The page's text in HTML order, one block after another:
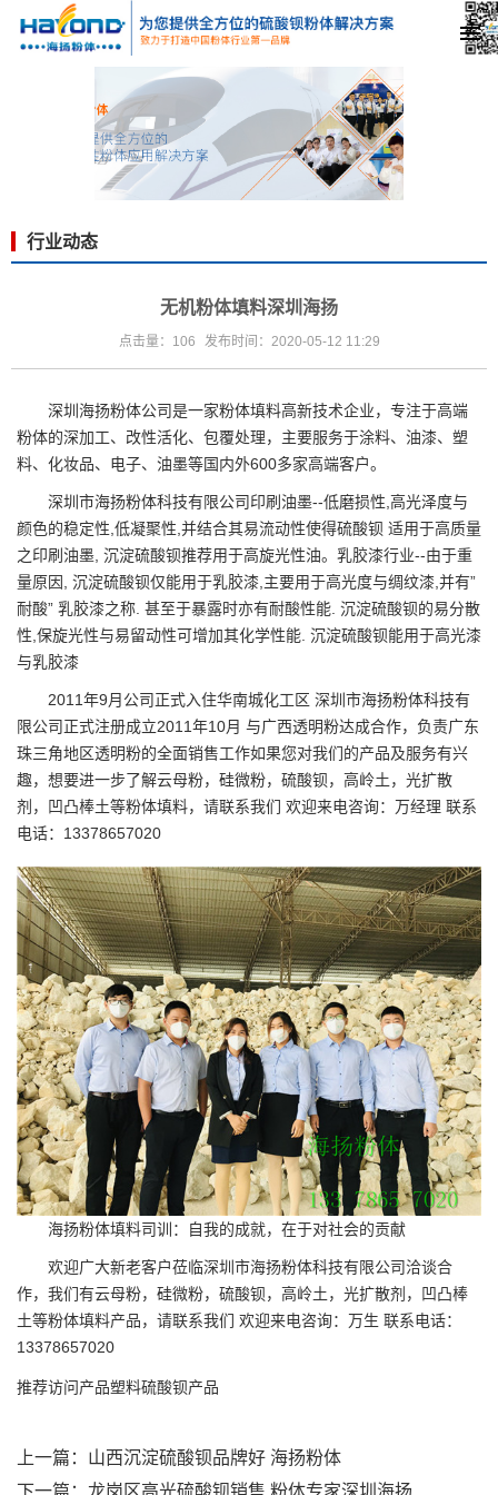
行业动态
无机粉体填料深圳海扬
点击量：106 发布时间：2020-05-12 11:29
深圳海扬粉体公司是一家粉体填料高新技术企业，专注于高端
粉体的深加工、改性活化、包覆处理，主要服务于涂料、油漆、塑
料、化妆品、电子、油墨等国内外600多家高端客户。
深圳市海扬粉体科技有限公司印刷油墨--低磨损性,高光泽度与
颜色的稳定性,低凝聚性,并结合其易流动性使得硫酸钡 适用于高质量
之印刷油墨, 沉淀硫酸钡推荐用于高旋光性油。乳胶漆行业--由于重
量原因, 沉淀硫酸钡仅能用于乳胶漆,主要用于高光度与绸纹漆,并有”
耐酸” 乳胶漆之称. 甚至于暴露时亦有耐酸性能. 沉淀硫酸钡的易分散
性,保旋光性与易留动性可增加其化学性能. 沉淀硫酸钡能用于高光漆
与乳胶漆
2011年9月公司正式入住华南城化工区 深圳市海扬粉体科技有
限公司正式注册成立2011年10月 与广西透明粉达成合作，负责广东
珠三角地区透明粉的全面销售工作如果您对我们的产品及服务有兴
趣，想要进一步了解云母粉，硅微粉，硫酸钡，高岭土，光扩散
剂，凹凸棒土等粉体填料，请联系我们 欢迎来电咨询：万经理 联系
电话：13378657020
海扬粉体填料司训：自我的成就，在于对社会的贡献
欢迎广大新老客户莅临深圳市海扬粉体科技有限公司洽谈合
作，我们有云母粉，硅微粉，硫酸钡，高岭土，光扩散剂，凹凸棒
土等粉体填料产品，请联系我们 欢迎来电咨询：万生 联系电话：
13378657020
推荐访问产品塑料硫酸钡产品
上一篇： 山西沉淀硫酸钡品牌好 海扬粉体
下一篇： 龙岗区高光硫酸钡销售 粉体专家深圳海扬